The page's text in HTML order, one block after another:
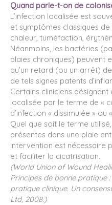
Quand parle-t-on de
L’infection localisée est
et symptômes classiques de
chaleur, tuméfaction,
Néanmoins, les bactéries
plaies chroniques) peuvent
qu’un retard (ou un arrêt)
de tels signes patents
Certains cliniciens
localisée par le terme de «
d’infection « dissimulée » ou
Quel que soit le terme
présentes dans une plaie
intervention est nécessaire
et faciliter la cicatrisation.
(World Union of Wound
Principes de bonne pratique
pratique clinique. Un
Ltd, 2008.)